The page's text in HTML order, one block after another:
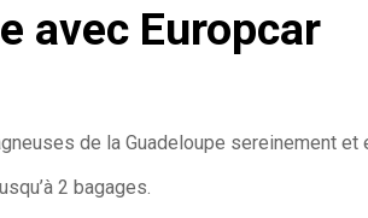
avec Europcar
de la Guadeloupe sereinement et
2 bagages.